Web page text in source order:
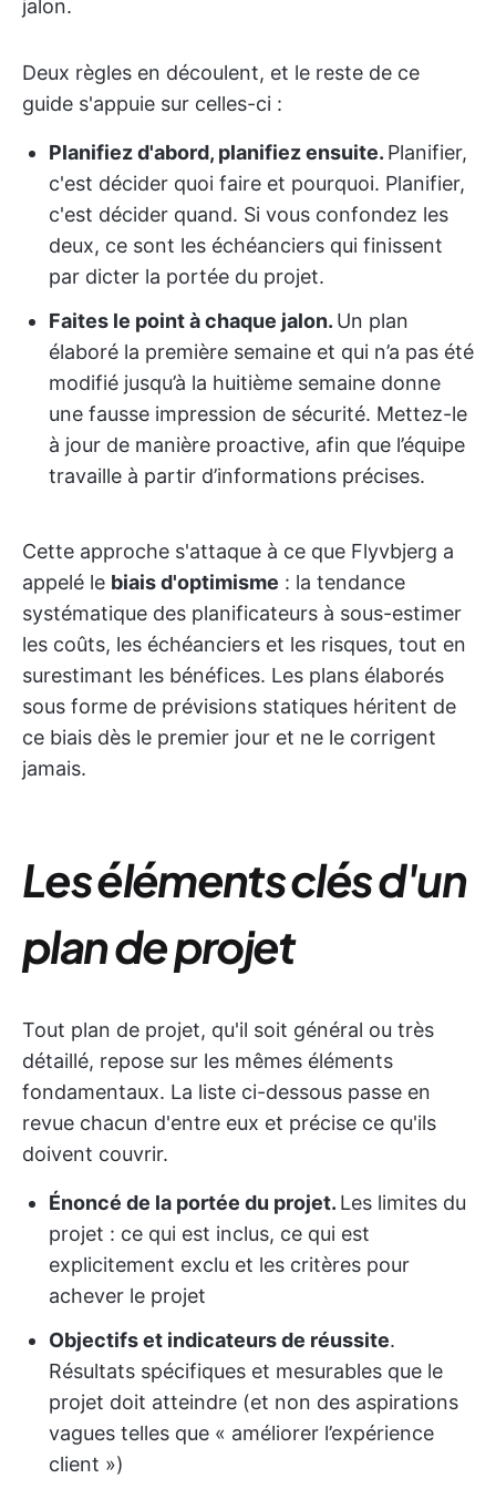
jalon.
Deux règles en découlent, et le reste de ce
guide s'appuie sur celles-ci :
Planifiez d'abord, planifiez ensuite. Planifier,
c'est décider quoi faire et pourquoi. Planifier,
c'est décider quand. Si vous confondez les
deux, ce sont les échéanciers qui finissent
par dicter la portée du projet.
Faites le point à chaque jalon. Un plan
élaboré la première semaine et qui n’a pas été
modifié jusqu’à la huitième semaine donne
une fausse impression de sécurité. Mettez-le
à jour de manière proactive, afin que l’équipe
travaille à partir d’informations précises.
Cette approche s'attaque à ce que Flyvbjerg a
appelé le biais d'optimisme : la tendance
systématique des planificateurs à sous-estimer
les coûts, les échéanciers et les risques, tout en
surestimant les bénéfices. Les plans élaborés
sous forme de prévisions statiques héritent de
ce biais dès le premier jour et ne le corrigent
jamais.
Les éléments clés d'un
plan de projet
Tout plan de projet, qu'il soit général ou très
détaillé, repose sur les mêmes éléments
fondamentaux. La liste ci-dessous passe en
revue chacun d'entre eux et précise ce qu'ils
doivent couvrir.
Énoncé de la portée du projet. Les limites du
projet : ce qui est inclus, ce qui est
explicitement exclu et les critères pour
achever le projet
Objectifs et indicateurs de réussite.
Résultats spécifiques et mesurables que le
projet doit atteindre (et non des aspirations
vagues telles que « améliorer l’expérience
client »)